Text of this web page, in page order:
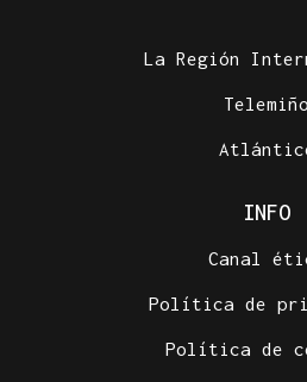
La Región
Telemiño
INFO
Canal
Política de
Política de